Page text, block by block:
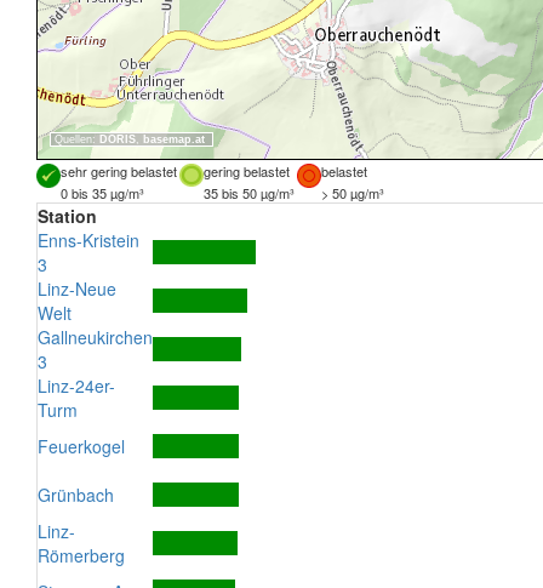
Quellen: DORIS, basemap.at
sehr gering belastet gering belastet
belastet
0 bis 35 µg/m³
35 bis 50 µg/m³ > 50 µg/m³
Station
Enns-Kristein
3
Linz-Neue
Welt
Gallneukirchen
3
Linz-24er-
Turm
Feuerkogel
Grünbach
Linz-
Römerberg